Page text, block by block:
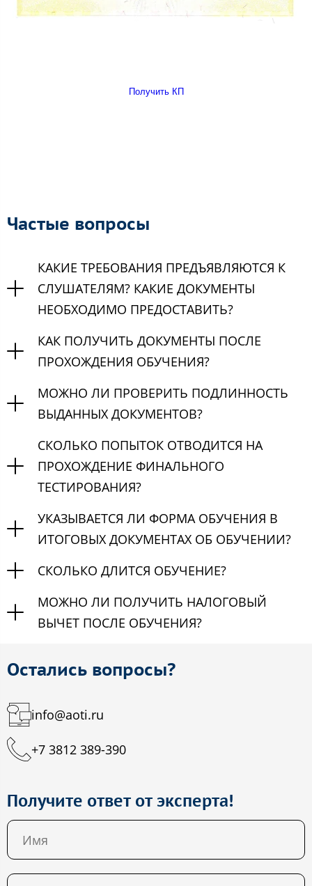
Получить КП
Частые вопросы
КАКИЕ ТРЕБОВАНИЯ ПРЕДЪЯВЛЯЮТСЯ К
СЛУШАТЕЛЯМ? КАКИЕ ДОКУМЕНТЫ
НЕОБХОДИМО ПРЕДОСТАВИТЬ?
КАК ПОЛУЧИТЬ ДОКУМЕНТЫ ПОСЛЕ
ПРОХОЖДЕНИЯ ОБУЧЕНИЯ?
МОЖНО ЛИ ПРОВЕРИТЬ ПОДЛИННОСТЬ
ВЫДАННЫХ ДОКУМЕНТОВ?
СКОЛЬКО ПОПЫТОК ОТВОДИТСЯ НА
ПРОХОЖДЕНИЕ ФИНАЛЬНОГО
ТЕСТИРОВАНИЯ?
УКАЗЫВАЕТСЯ ЛИ ФОРМА ОБУЧЕНИЯ В
ИТОГОВЫХ ДОКУМЕНТАХ ОБ ОБУЧЕНИИ?
СКОЛЬКО ДЛИТСЯ ОБУЧЕНИЕ?
МОЖНО ЛИ ПОЛУЧИТЬ НАЛОГОВЫЙ
ВЫЧЕТ ПОСЛЕ ОБУЧЕНИЯ?
Остались вопросы?
info@aoti.ru
+7 3812 389-390
Получите ответ от эксперта!